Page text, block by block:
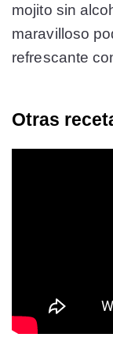
mojito sin
maravilloso
refrescante
Otras